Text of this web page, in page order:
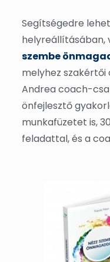
Segítségedre
helyreállításában,
szembe
melyhez
Andrea coach-
önfejlesztő
munkafüzetet is,
feladattal, és a